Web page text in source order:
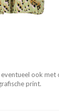
ook met
print.